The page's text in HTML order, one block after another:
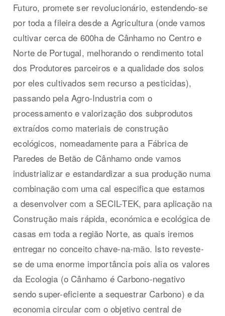
Futuro, promete ser revolucionário, estendendo-se
por toda a fileira desde a Agricultura (onde vamos
cultivar cerca de 600ha de Cânhamo no Centro e
Norte de Portugal, melhorando o rendimento total
dos Produtores parceiros e a qualidade dos solos
por eles cultivados sem recurso a pesticidas),
passando pela Agro-Industria com o
processamento e valorização dos subprodutos
extraídos como materiais de construção
ecológicos, nomeadamente para a Fábrica de
Paredes de Betão de Cânhamo onde vamos
industrializar e estandardizar a sua produção numa
combinação com uma cal especifica que estamos
a desenvolver com a SECIL-TEK, para aplicação na
Construção mais rápida, económica e ecológica de
casas em toda a região Norte, as quais iremos
entregar no conceito chave-na-mão. Isto reveste-
se de uma enorme importância pois alia os valores
da Ecologia (o Cânhamo é Carbono-negativo
sendo super-eficiente a sequestrar Carbono) e da
economia circular com o objetivo central de